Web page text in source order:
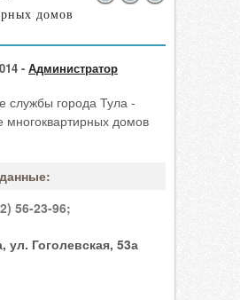
домов
- Администратор
службы города Тула -
многоквартирных домов
56-23-96;
ул. Гоголевская, 53а